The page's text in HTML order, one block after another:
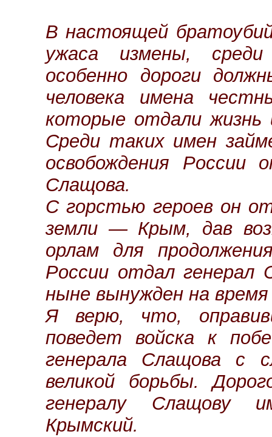
В настоящей
ужаса измены,
особенно дороги
человека имена
которые отдали жизнь
Среди таких имен
освобождения России
Слащова.
С горстью героев он
земли — Крым, дав
орлам для
России отдал генерал
ныне вынужден на
Я верю, что,
поведет войска к
генерала Слащова с
великой борьбы.
генералу Слащову
Крымский.